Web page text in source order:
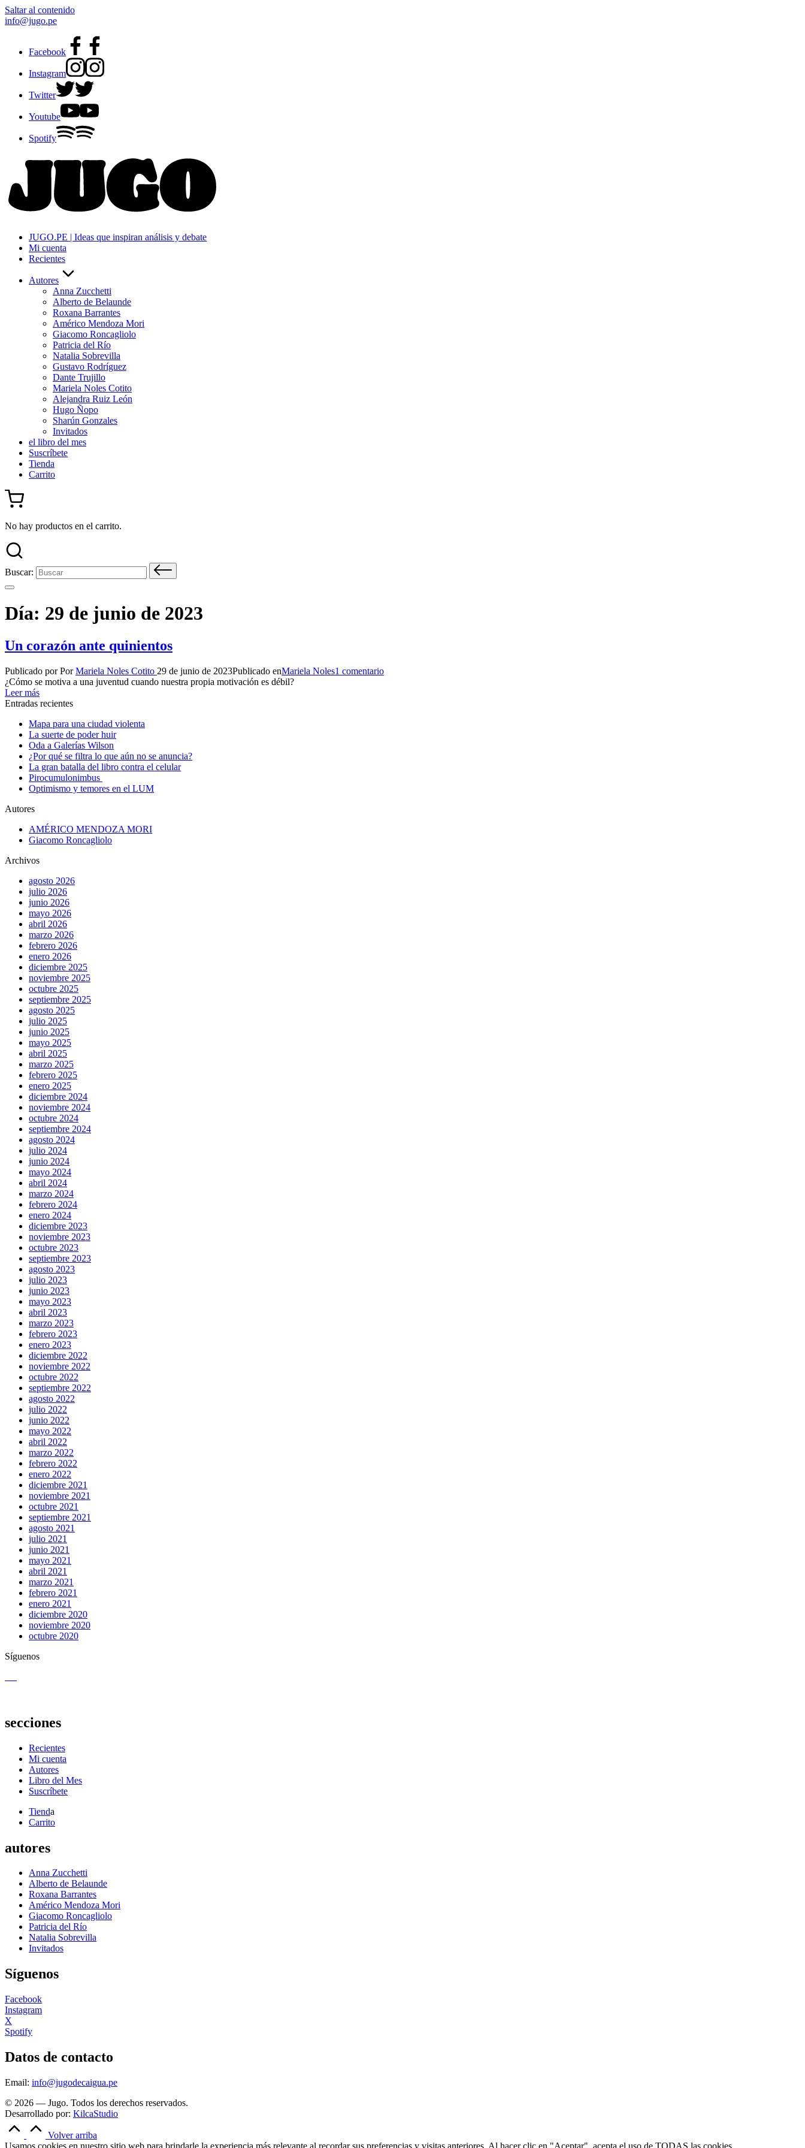
Saltar al contenido
info@jugo.pe
Facebook
Instagram
Twitter
Youtube
Spotify
JUGO.PE | Ideas que inspiran análisis y debate
Mi cuenta
Recientes
Autores
Anna Zucchetti
Alberto de Belaunde
Roxana Barrantes
Américo Mendoza Mori
Giacomo Roncagliolo
Patricia del Río
Natalia Sobrevilla
Gustavo Rodríguez
Dante Trujillo
Mariela Noles Cotito
Alejandra Ruiz León
Hugo Ñopo
Sharún Gonzales
Invitados
el libro del mes
Suscríbete
Tienda
Carrito
No hay productos en el carrito.
Buscar:
Día: 29 de junio de 2023
Un corazón ante quinientos
Publicado por PorMariela Noles Cotito 29 de junio de 2023Publicado enMariela Noles1 comentario
¿Cómo se motiva a una juventud cuando nuestra propia motivación es débil?
Leer más
Entradas recientes
Mapa para una ciudad violenta
La suerte de poder huir
Oda a Galerías Wilson
¿Por qué se filtra lo que aún no se anuncia?
La gran batalla del libro contra el celular
Pirocumulonimbus
Optimismo y temores en el LUM
Autores
AMÉRICO MENDOZA MORI
Giacomo Roncagliolo
Archivos
agosto 2026
julio 2026
junio 2026
mayo 2026
abril 2026
marzo 2026
febrero 2026
enero 2026
diciembre 2025
noviembre 2025
octubre 2025
septiembre 2025
agosto 2025
julio 2025
junio 2025
mayo 2025
abril 2025
marzo 2025
febrero 2025
enero 2025
diciembre 2024
noviembre 2024
octubre 2024
septiembre 2024
agosto 2024
julio 2024
junio 2024
mayo 2024
abril 2024
marzo 2024
febrero 2024
enero 2024
diciembre 2023
noviembre 2023
octubre 2023
septiembre 2023
agosto 2023
julio 2023
junio 2023
mayo 2023
abril 2023
marzo 2023
febrero 2023
enero 2023
diciembre 2022
noviembre 2022
octubre 2022
septiembre 2022
agosto 2022
julio 2022
junio 2022
mayo 2022
abril 2022
marzo 2022
febrero 2022
enero 2022
diciembre 2021
noviembre 2021
octubre 2021
septiembre 2021
agosto 2021
julio 2021
junio 2021
mayo 2021
abril 2021
marzo 2021
febrero 2021
enero 2021
diciembre 2020
noviembre 2020
octubre 2020
Síguenos
secciones
Recientes
Mi cuenta
Autores
Libro del Mes
Suscríbete
Tienda
Carrito
autores
Anna Zucchetti
Alberto de Belaunde
Roxana Barrantes
Américo Mendoza Mori
Giacomo Roncagliolo
Patricia del Río
Natalia Sobrevilla
Invitados
Síguenos
Facebook
Instagram
X
Spotify
Datos de contacto
Email: info@jugodecaigua.pe
© 2026 — Jugo. Todos los derechos reservados.
Desarrollado por: KilcaStudio
Volver arriba
Usamos cookies en nuestro sitio web para brindarle la experiencia más relevante al recordar sus preferencias y visitas anteriores. Al hacer clic en "Aceptar", acepta el uso de TODAS las cookies.